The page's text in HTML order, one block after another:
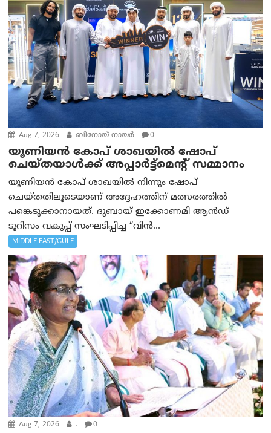
Aug 7, 2026 ബിനോയ് നായര്‍ 0
യൂണിയൻ കോപ് ശാഖയിൽ ഷോപ്
ചെയ്തയാൾക്ക് അപ്പാർട്ട്മെന്റ് സമ്മാനം
യൂണിയൻ കോപ് ശാഖയിൽ നിന്നും ഷോപ്
ചെയ്തതിലൂടെയാണ് അദ്ദേഹത്തിന് മത്സരത്തിൽ
പങ്കെടുക്കാനായത്. ദുബായ് ഇക്കോണമി ആൻഡ്
ടൂറിസം വകുപ്പ് സംഘടിപ്പിച്ച “വിൻ...
MIDDLE EAST/GULF
Aug 7, 2026 . 0